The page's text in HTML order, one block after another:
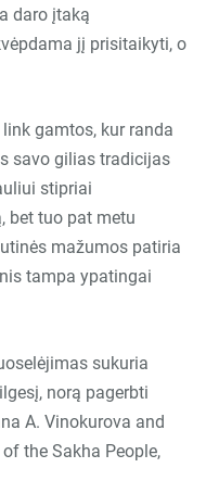
daro įtaką
jį prisitaikyti, o
gamtos, kur randa
savo gilias tradicijas
stipriai
bet tuo pat metu
mažumos patiria
tampa ypatingai
sukuria
norą pagerbti
A. Vinokurova and
the Sakha People,